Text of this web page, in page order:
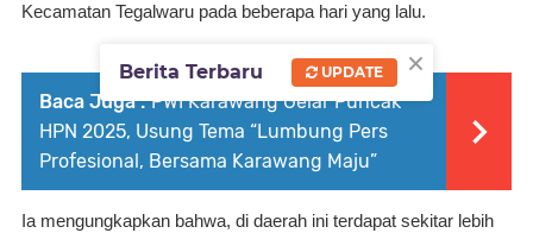
Kecamatan Tegalwaru pada beberapa hari yang lalu.
Baca Juga : PWI Karawang Gelar Puncak
HPN 2025, Usung Tema “Lumbung Pers
Profesional, Bersama Karawang Maju”
Ia mengungkapkan bahwa, di daerah ini terdapat sekitar lebih
×
Berita Terbaru UPDATE